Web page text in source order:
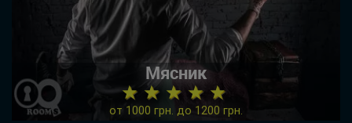
Мясник
★ ★ ★ ★ ★
от 1000 грн. до 1200 грн.